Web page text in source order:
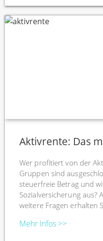
Aktivrente: Das
Wer profitiert von der
Gruppen sind
steuerfreie Betrag und
Sozialversicherung
weitere Fragen erhalten
Mehr Infos >>